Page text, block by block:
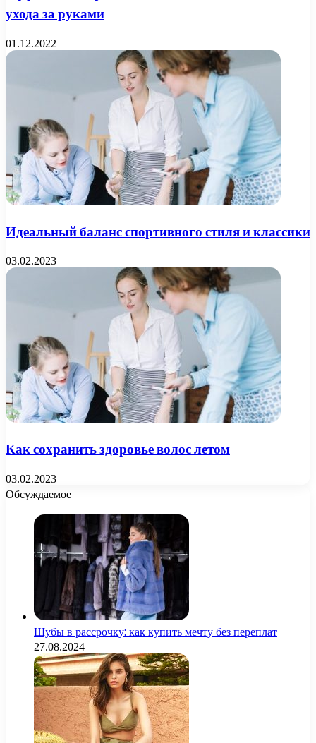
ухода за руками
01.12.2022
Идеальный баланс спортивного стиля и классики
03.02.2023
Как сохранить здоровье волос летом
03.02.2023
Обсуждаемое
Шубы в рассрочку: как купить мечту без переплат
27.08.2024